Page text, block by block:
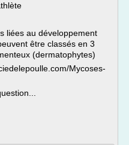
liées au développement
être classés en 3
(dermatophytes)
Mycoses-